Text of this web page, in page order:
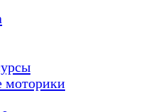
моторики